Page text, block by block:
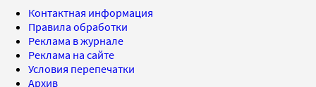
Контактная информация
Правила обработки
Реклама в журнале
Реклама на сайте
Условия перепечатки
Архив